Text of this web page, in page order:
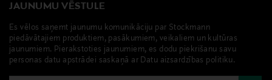
JAUNUMU VĒSTULE
Es vēlos saņemt jaunumu komunikāciju par Stockmann
piedāvātajiem produktiem, pasākumiem, veikaliem un kultūras
jaunumiem. Pierakstoties jaunumiem, es dodu piekrišanu savu
personas datu apstrādei saskaņā ar Datu aizsardzības politiku.